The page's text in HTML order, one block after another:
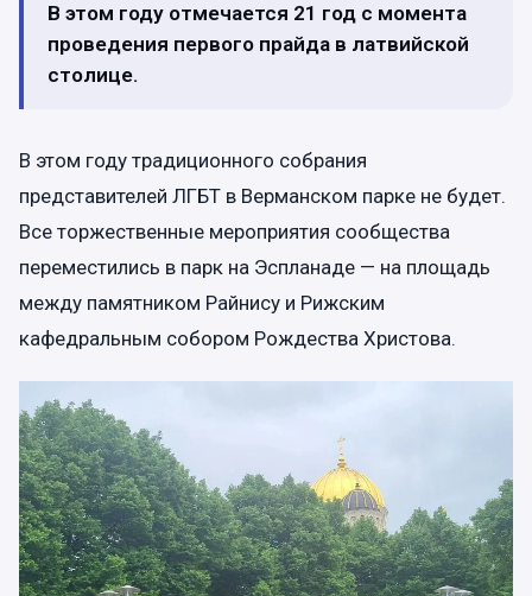
В этом году отмечается 21 год с момента
проведения первого прайда в латвийской
столице.
В этом году традиционного собрания
представителей ЛГБТ в Верманском парке не будет.
Все торжественные мероприятия сообщества
переместились в парк на Эспланаде — на площадь
между памятником Райнису и Рижским
кафедральным собором Рождества Христова.